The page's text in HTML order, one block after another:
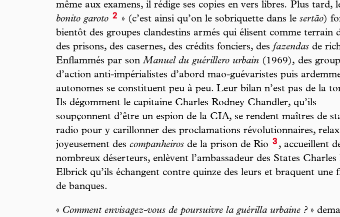
même aux examens, il rédige ses copies en vers libres. Plus tard,
bonito garoto 2 » (c’est ainsi qu’on le sobriquette dans le sertão)
bientôt des groupes clandestins armés qui élisent comme terrain
des prisons, des casernes, des crédits fonciers, des fazendas de
Enflammés par sonManuel du guérillero urbain (1969), des
d’action anti-impérialistes d’abord mao-guévaristes puis
autonomes se constituent peu à peu. Leur bilan n’est pas de la
Ils dégomment le capitaine Charles Rodney Chandler, qu’ils
soupçonnent d’être un espion de la CIA, se rendent maîtres de
radio pour y carillonner des proclamations révolutionnaires,
joyeusement des companheiros de la prison de Rio 3 , accueillent
nombreux déserteurs, enlèvent l’ambassadeur des States
Elbrick qu’ils échangent contre quinze des leurs et braquent une
de banques.
« Comment envisagez-vous de poursuivre la guérilla urbaine ? »